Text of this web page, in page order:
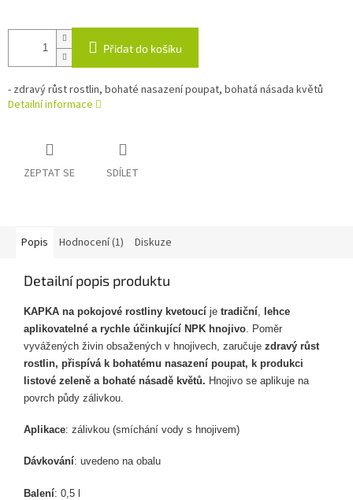
Přidat do košíku
- zdravý růst rostlin, bohaté nasazení poupat, bohatá násada květů
Detailní informace
ZEPTAT SE SDÍLET
Popis Hodnocení (1) Diskuze
Detailní popis produktu
KAPKA na pokojové rostliny kvetoucí je tradiční, lehce
aplikovatelné a rychle účinkující NPK hnojivo. Poměr
vyvážených živin obsažených v hnojivech, zaručuje zdravý růst
rostlin, přispívá k bohatému nasazení poupat, k produkci
listové zeleně a bohaté násadě květů. Hnojivo se aplikuje na
povrch půdy zálivkou.
Aplikace: zálivkou (smíchání vody s hnojivem)
Dávkování: uvedeno na obalu
Balení: 0,5 l